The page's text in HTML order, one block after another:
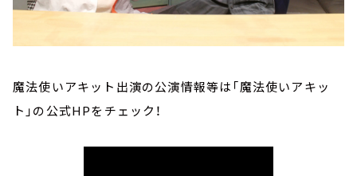
魔法使いアキット出演の公演情報等は「魔法使いアキッ
ト」の公式HPをチェック！